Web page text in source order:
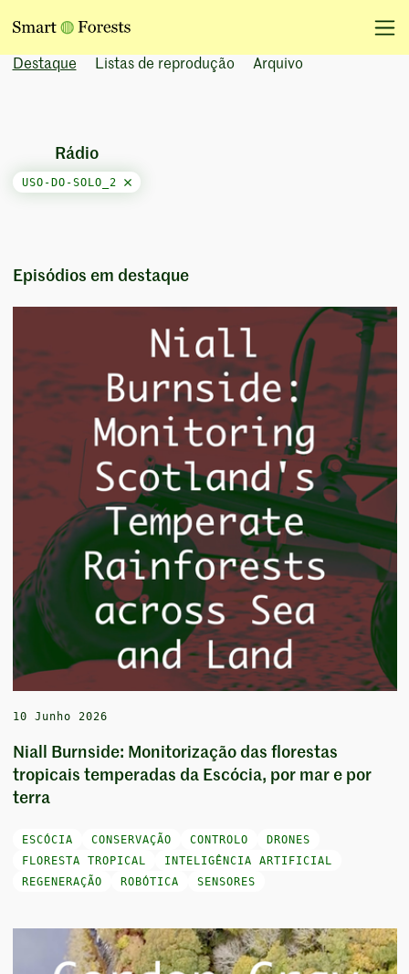
Destaque Listas de reprodução Arquivo
Rádio
USO-DO-SOLO_2
Episódios em destaque
10 Junho 2026
Niall Burnside: Monitorização das florestas
tropicais temperadas da Escócia, por mar e por
terra
ESCÓCIA CONSERVAÇÃO CONTROLO
DRONES
FLORESTA TROPICAL
INTELIGÊNCIA ARTIFICIAL
REGENERAÇÃO
ROBÓTICA SENSORES